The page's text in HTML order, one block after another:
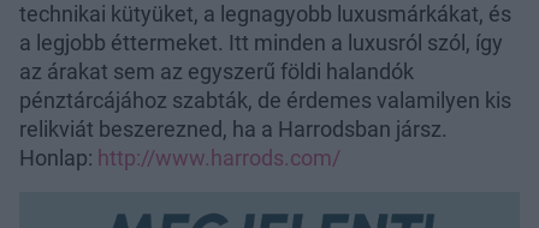
technikai kütyüket, a legnagyobb luxusmárkákat, és
a legjobb éttermeket. Itt minden a luxusról szól, így
az árakat sem az egyszerű földi halandók
pénztárcájához szabták, de érdemes valamilyen kis
relikviát beszerezned, ha a Harrodsban jársz.
Honlap: http://www.harrods.com/